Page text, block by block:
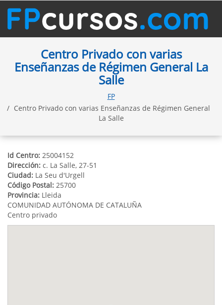
Centro Privado con varias
Enseñanzas de Régimen General La
Salle
FP
Centro Privado con varias Enseñanzas de Régimen General
La Salle
Id Centro: 25004152
Dirección: c. La Salle, 27-51
Ciudad: La Seu d'Urgell
Código Postal: 25700
Provincia: Lleida
COMUNIDAD AUTÓNOMA DE CATALUÑA
Centro privado